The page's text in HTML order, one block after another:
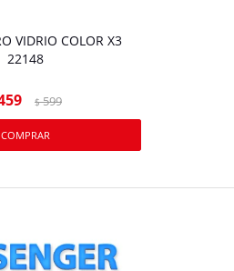
VIDRIO COLOR X3
22148
$ 599